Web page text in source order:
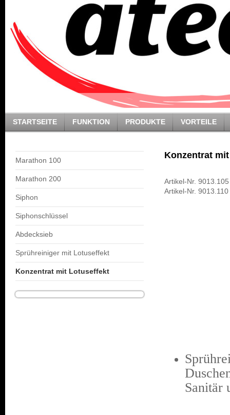
STARTSEITE FUNKTION PRODUKTE VORTEILE
Marathon 100
Marathon 200
Siphon
Siphonschlüssel
Abdecksieb
Sprühreiniger mit Lotuseffekt
Konzentrat mit Lotuseffekt
Konzentrat
Artikel-Nr.
Artikel-Nr.
Sanitär